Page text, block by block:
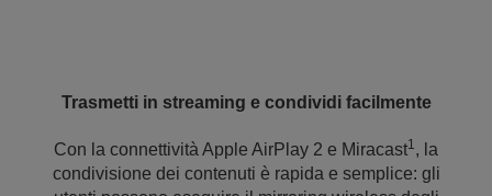
Trasmetti in streaming e condividi facilmente
Con la connettività Apple AirPlay 2 e Miracast1, la
condivisione dei contenuti è rapida e semplice: gli